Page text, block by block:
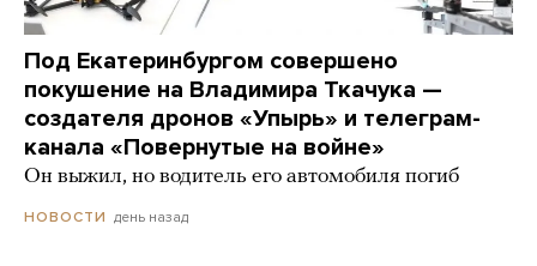
Под Екатеринбургом совершено
покушение на Владимира Ткачука —
создателя дронов «Упырь» и телеграм-
канала «Повернутые на войне»
Он выжил, но водитель его автомобиля погиб
НОВОСТИ день назад